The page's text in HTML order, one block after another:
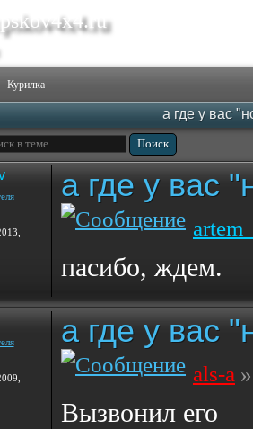
Курилка
а где у вас
а где у вас
пасибо, ждем.
а где у вас
als-a
Вызвонил его